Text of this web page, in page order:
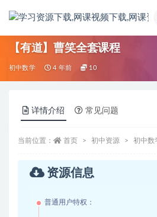
【有道】曹笑全套课程
初中数学 4 年前 10
详情介绍 常见问题
当前位置： 首页 初中资源 初中数
资源信息
普通用户特权：